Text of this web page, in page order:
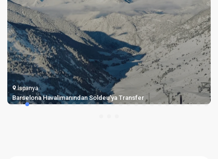
İspanya
Barselona Havalimanından Soldeu'ya Transfer